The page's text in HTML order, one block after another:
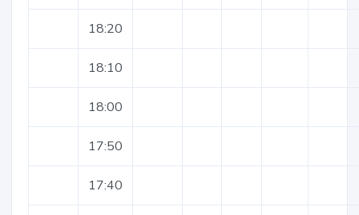
18:20
18:10
18:00
17:50
17:40